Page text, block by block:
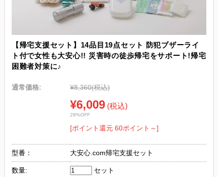
【帰宅支援セット】14品目19点セット 防犯ブザーライ
ト付で女性も大安心!! 災害時の徒歩帰宅をサポート!帰宅
困難者対策に♪
通常価格: ¥8,360(税込)
¥6,009 (税込)
28%OFF
[ポイント還元 60ポイント～]
型番： 大安心.com帰宅支援セット
数量: セット